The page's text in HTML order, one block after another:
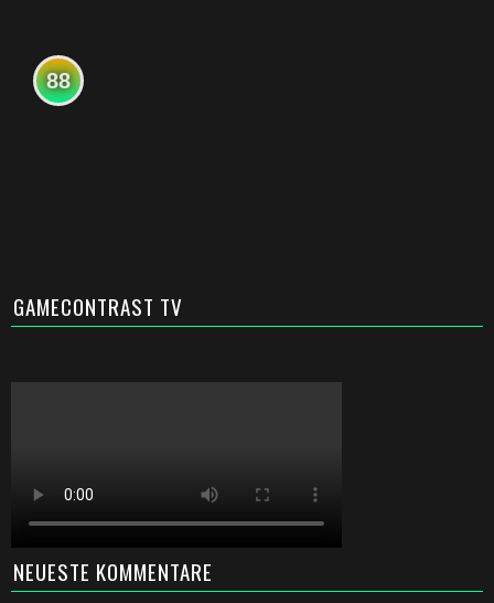
88
GAMECONTRAST TV
NEUESTE KOMMENTARE